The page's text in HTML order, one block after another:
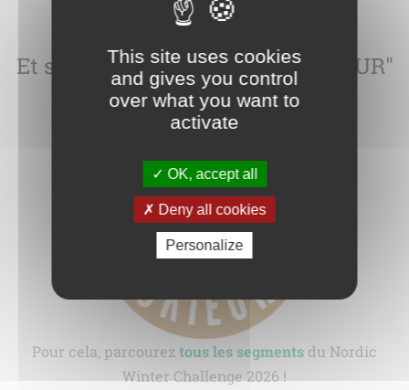
Et si vous deveniez "GLOBE SKIEUR"
?
Pour cela, parcourez tous les segments du Nordic
Winter Challenge 2026 !
This site uses cookies
and gives you control
over what you want to
activate
OK, accept all
Deny all cookies
Personalize